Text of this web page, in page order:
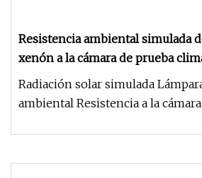
Resistencia ambiental simulada
xenón a la cámara de prueba
solar
Radiación solar simulada
ambiental Resistencia a la